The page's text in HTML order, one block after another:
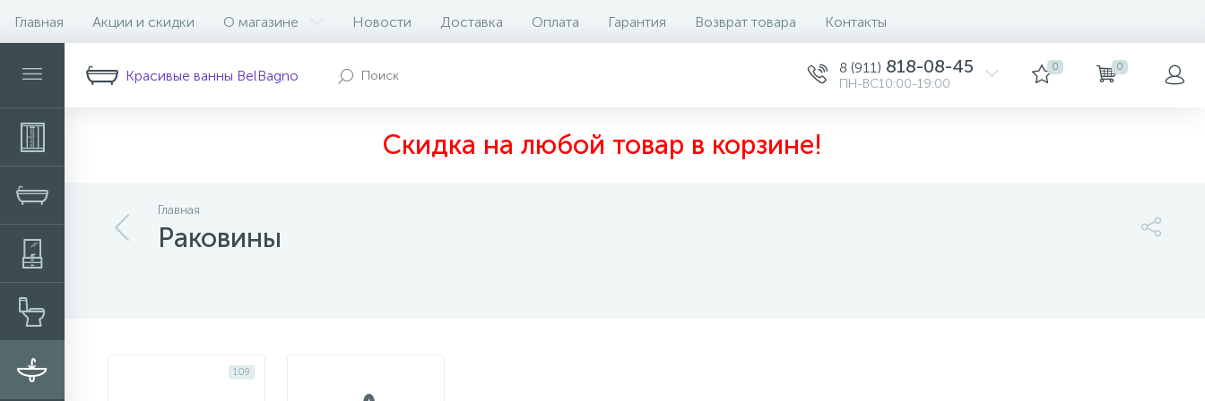
Главная Акции и скидки О магазине Новости Доставка Оплата Гарантия Возврат товара Контакты
Красивые ванны BelBagno 8 (911) 818-08-45
ПН-ВС10:00-19:00
0 0
Скидка на любой товар в корзине!
Главная
Раковины
Фильтр
109